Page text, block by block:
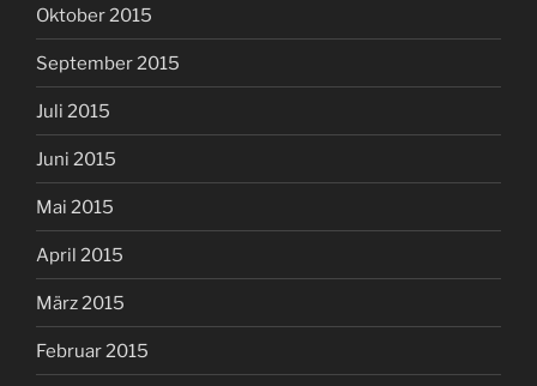
Oktober 2015
September 2015
Juli 2015
Juni 2015
Mai 2015
April 2015
März 2015
Februar 2015